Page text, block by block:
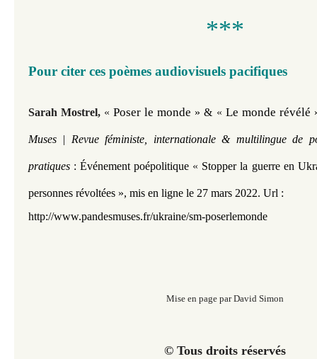
***
Pour citer ces poèmes audiovisuels pacifiques
Sarah Mostrel, « Poser le monde » & « Le monde révélé
Muses | Revue féministe, internationale & multilingue de
pratiques : Événement poépolitique « Stopper la guerre en
personnes révoltées », mis en ligne le 27 mars 2022. Url :
http://www.pandesmuses.fr/ukraine/sm-poserlemonde
Mise en page par David Simon
© Tous droits réservés